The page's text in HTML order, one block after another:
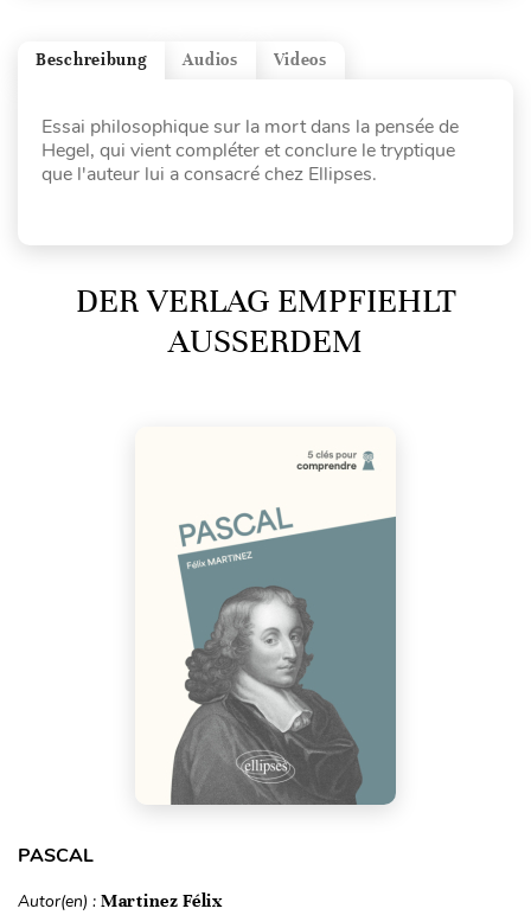
Videos
Audios
Beschreibung
Essai philosophique sur la mort dans la pensée de
Hegel, qui vient compléter et conclure le tryptique
que l'auteur lui a consacré chez Ellipses.
DER VERLAG EMPFIEHLT
AUSSERDEM
PASCAL
Autor(en) : Martinez Félix